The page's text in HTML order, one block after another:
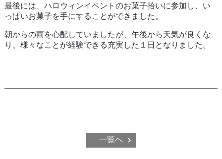
最後には、ハロウィンイベントのお菓子拾いに参加し、い
っぱいお菓子を手にすることができました。
朝からの雨を心配していましたが、午後から天気が良くな
り、様々なことが経験できる充実した１日となりました。
一覧へ